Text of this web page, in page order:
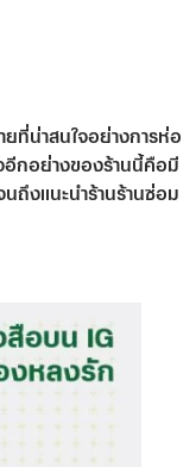
น่าสนใจอย่างการห่อ
กอย่างของร้านนี้คือมี
ถึงแนะนำร้านร้านซ่อม